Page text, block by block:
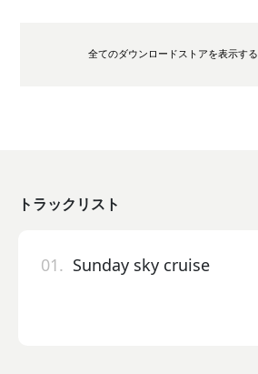
全てのダウンロードストアを表示する
トラックリスト
01. Sunday sky cruise